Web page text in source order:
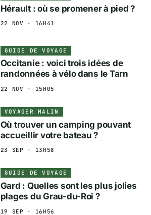
Hérault : où se promener à pied ?
22 NOV · 16H41
GUIDE DE VOYAGE
Occitanie : voici trois idées de
randonnées à vélo dans le Tarn
22 NOV · 15H05
VOYAGER MALIN
Où trouver un camping pouvant
accueillir votre bateau ?
23 SEP · 13H58
GUIDE DE VOYAGE
Gard : Quelles sont les plus jolies
plages du Grau-du-Roi ?
19 SEP · 16H56